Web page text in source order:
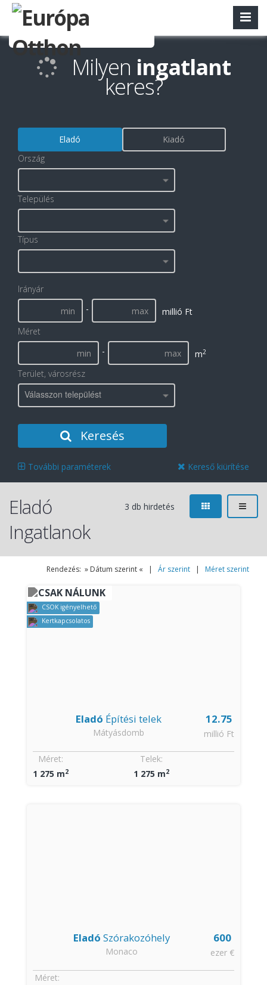
Milyen ingatlant
keres?
Eladó
Kiadó
Ország
Település
Típus
Irányár
-
millió Ft
Méret
-
m2
Terület, városrész
Válasszon települést
Keresés
További paraméterek Kereső kiürítése
3 db hirdetés
Eladó
Ingatlanok
Rendezés: » Dátum szerint « | Ár szerint | Méret szerint
CSAK NÁLUNK
CSOK igényelhető
Kertkapcsolatos
12.75
millió Ft
Eladó Építési telek
Mátyásdomb
Méret:
1 275 m2
Telek:
1 275 m2
600
ezer €
Eladó Szórakozóhely
Monaco
Méret: